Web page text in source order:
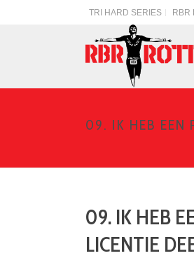
TRI HARD SERIES RBR
09. IK HEB EEN
09. IK HEB
LICENTIE